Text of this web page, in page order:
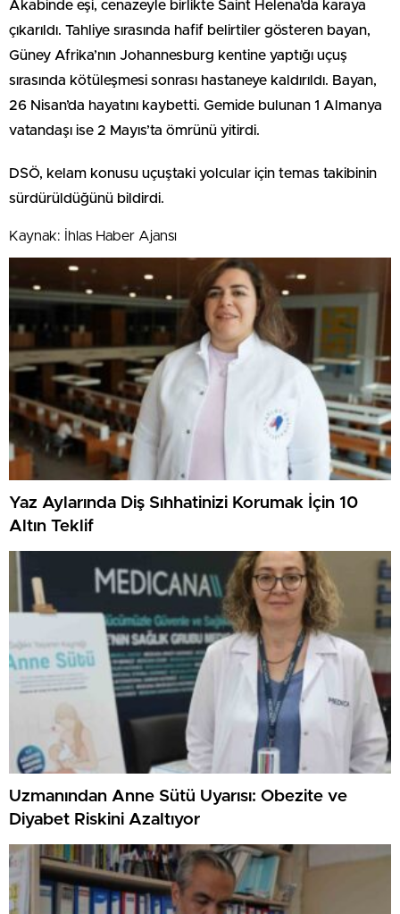
Akabinde eşi, cenazeyle birlikte Saint Helena’da karaya
çıkarıldı. Tahliye sırasında hafif belirtiler gösteren bayan,
Güney Afrika’nın Johannesburg kentine yaptığı uçuş
sırasında kötüleşmesi sonrası hastaneye kaldırıldı. Bayan,
26 Nisan’da hayatını kaybetti. Gemide bulunan 1 Almanya
vatandaşı ise 2 Mayıs’ta ömrünü yitirdi.
DSÖ, kelam konusu uçuştaki yolcular için temas takibinin
sürdürüldüğünü bildirdi.
Kaynak: İhlas Haber Ajansı
Yaz Aylarında Diş Sıhhatinizi Korumak İçin 10
Altın Teklif
Uzmanından Anne Sütü Uyarısı: Obezite ve
Diyabet Riskini Azaltıyor